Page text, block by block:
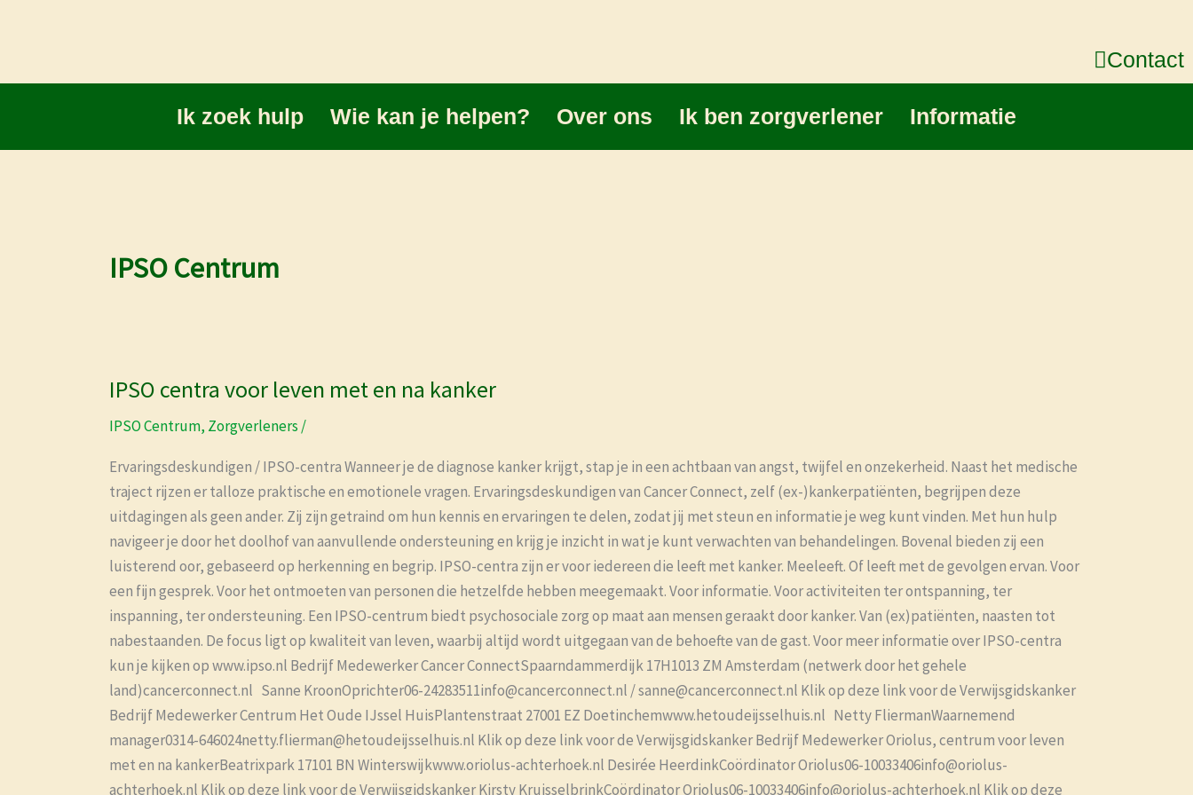
inhoud
Contact
Ik zoek hulp Wie kan je helpen? Over ons Ik ben zorgverlener Informatie
IPSO Centrum
IPSO centra voor leven met en na kanker
IPSO Centrum, Zorgverleners /
Ervaringsdeskundigen / IPSO-centra Wanneer je de diagnose kanker krijgt, stap je in een achtbaan van angst, twijfel en onzekerheid. Naast het medische
traject rijzen er talloze praktische en emotionele vragen. Ervaringsdeskundigen van Cancer Connect, zelf (ex-)kankerpatiënten, begrijpen deze
uitdagingen als geen ander. Zij zijn getraind om hun kennis en ervaringen te delen, zodat jij met steun en informatie je weg kunt vinden. Met hun hulp
navigeer je door het doolhof van aanvullende ondersteuning en krijg je inzicht in wat je kunt verwachten van behandelingen. Bovenal bieden zij een
luisterend oor, gebaseerd op herkenning en begrip. IPSO-centra zijn er voor iedereen die leeft met kanker. Meeleeft. Of leeft met de gevolgen ervan. Voor
een fijn gesprek. Voor het ontmoeten van personen die hetzelfde hebben meegemaakt. Voor informatie. Voor activiteiten ter ontspanning, ter
inspanning, ter ondersteuning. Een IPSO-centrum biedt psychosociale zorg op maat aan mensen geraakt door kanker. Van (ex)patiënten, naasten tot
nabestaanden. De focus ligt op kwaliteit van leven, waarbij altijd wordt uitgegaan van de behoefte van de gast. Voor meer informatie over IPSO-centra
kun je kijken op www.ipso.nl Bedrijf Medewerker Cancer ConnectSpaarndammerdijk 17H1013 ZM Amsterdam (netwerk door het gehele
land)cancerconnect.nl Sanne KroonOprichter06-24283511info@cancerconnect.nl / sanne@cancerconnect.nl Klik op deze link voor de Verwijsgidskanker
Bedrijf Medewerker Centrum Het Oude IJssel HuisPlantenstraat 27001 EZ Doetinchemwww.hetoudeijsselhuis.nl Netty FliermanWaarnemend
manager0314-646024netty.flierman@hetoudeijsselhuis.nl Klik op deze link voor de Verwijsgidskanker Bedrijf Medewerker Oriolus, centrum voor leven
met en na kankerBeatrixpark 17101 BN Winterswijkwww.oriolus-achterhoek.nl Desirée HeerdinkCoördinator Oriolus06-10033406info@oriolus-
achterhoek.nl Klik op deze link voor de Verwijsgidskanker Kirsty KruisselbrinkCoördinator Oriolus06-10033406info@oriolus-achterhoek.nl Klik op deze
IPSO
voor
leven
met
en
na
kanker